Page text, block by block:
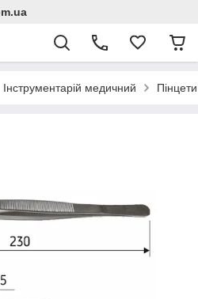
Інструментарій медичний Пінцети